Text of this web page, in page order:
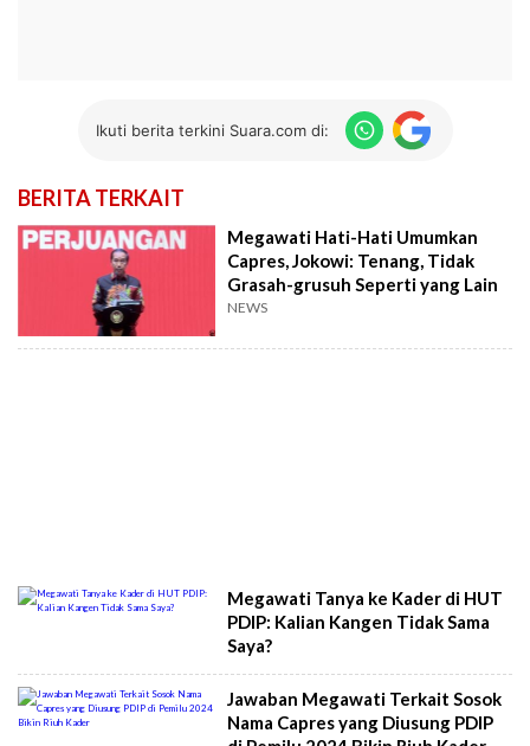
Ikuti berita terkini Suara.com di:
BERITA TERKAIT
Megawati Hati-Hati Umumkan
Capres, Jokowi: Tenang, Tidak
Grasah-grusuh Seperti yang Lain
NEWS
Megawati Tanya ke Kader di HUT
PDIP: Kalian Kangen Tidak Sama
Saya?
Jawaban Megawati Terkait Sosok
Nama Capres yang Diusung PDIP